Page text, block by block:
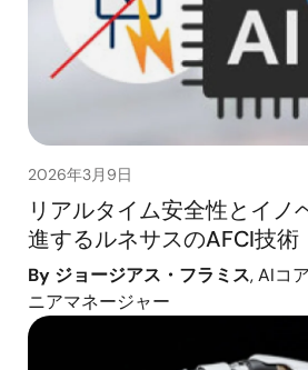
2026年3月9日
リアルタイム安全性とイノ
進するルネサスのAFCI技術
By ジョージアス・フラミス, AIコ
ニアマネージャー